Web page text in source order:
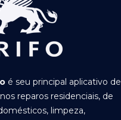
é seu principal aplicativo de
reparos residenciais, de
limpeza,